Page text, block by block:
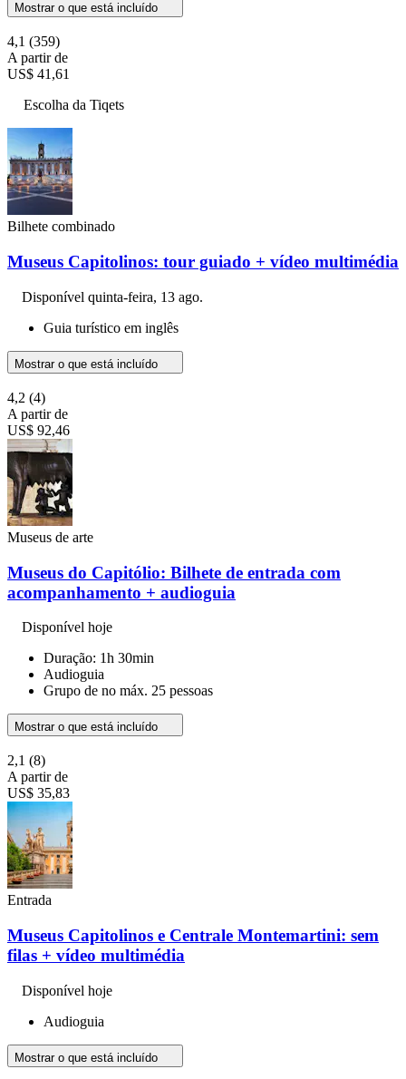
Mostrar o que está incluído
4,1 (359)
A partir de
US$ 41,61
Escolha da Tiqets
Bilhete combinado
Museus Capitolinos: tour guiado + vídeo multimédia
Disponível quinta-feira, 13 ago.
Guia turístico em inglês
Mostrar o que está incluído
4,2 (4)
A partir de
US$ 92,46
Museus de arte
Museus do Capitólio: Bilhete de entrada com
acompanhamento + audioguia
Disponível hoje
Duração: 1h 30min
Audioguia
Grupo de no máx. 25 pessoas
Mostrar o que está incluído
2,1 (8)
A partir de
US$ 35,83
Entrada
Museus Capitolinos e Centrale Montemartini: sem
filas + vídeo multimédia
Disponível hoje
Audioguia
Mostrar o que está incluído